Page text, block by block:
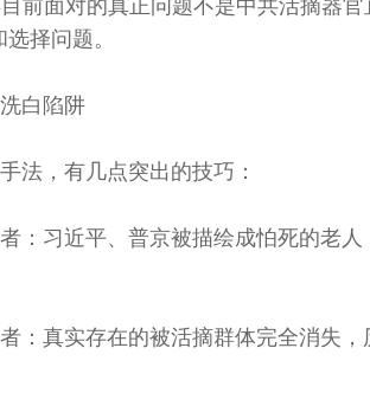
前面对的真正问题不是中共活摘器
择问题。
白陷阱
法，有几点突出的技巧：
：习近平、普京被描绘成怕死的老人
：真实存在的被活摘群体完全消失，